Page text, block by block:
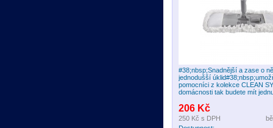
#38;nbsp;Snadnější a zase o
jednodušší
pomocníci z kolekce CLEAN
domácnosti tak budete mít
206 Kč
250 Kč s DPH